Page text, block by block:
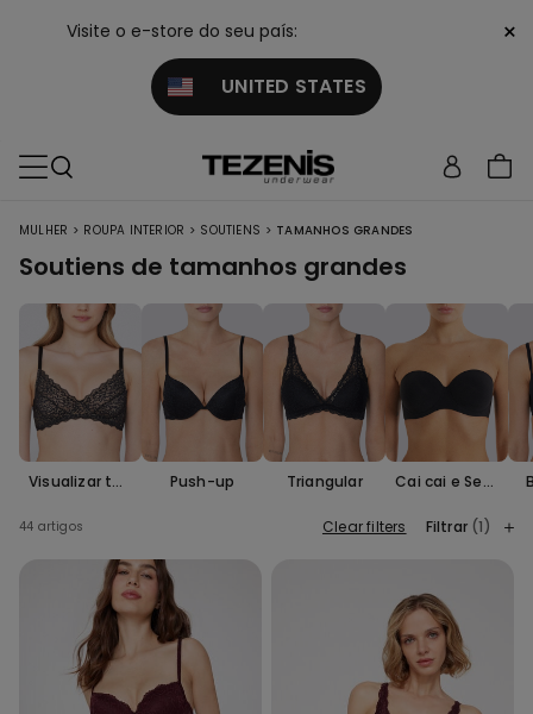
Visite o e-store do seu país:
UNITED STATES
×
MULHER > ROUPA INTERIOR > SOUTIENS > TAMANHOS GRANDES
Soutiens de tamanhos grandes
Visualizar tod
Push-up Triangular
Cai cai e Sem
44 artigos Clear filters Filtrar (1)